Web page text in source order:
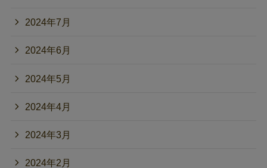
2024年7月
2024年6月
2024年5月
2024年4月
2024年3月
2024年2月